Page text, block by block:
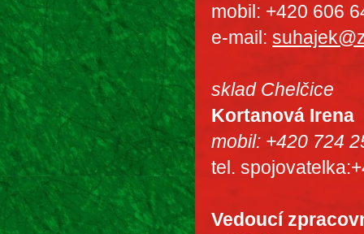
mobil: +420 606
e-mail:
sklad Chelčice
Kortanová Irena
mobil: +420 724
tel.
Vedoucí